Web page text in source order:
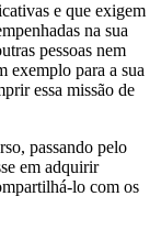
e que exigem
na sua
pessoas nem
exemplo para a sua
essa missão de
passando pelo
em adquirir
lo com os